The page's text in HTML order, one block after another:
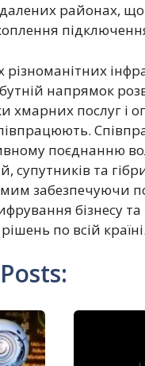
районах,
різноманітних
напрямок
хмарних послуг і
поєднанню
супутників та
забезпечуючи
бізнесу та
по всій країні.